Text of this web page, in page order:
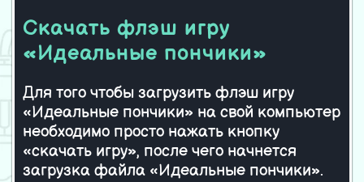
Скачать флэш игру
«Идеальные пончики»
Для того чтобы загрузить флэш игру
«Идеальные пончики» на свой компьютер
необходимо просто нажать кнопку
«скачать игру», после чего начнется
загрузка файла «Идеальные пончики».